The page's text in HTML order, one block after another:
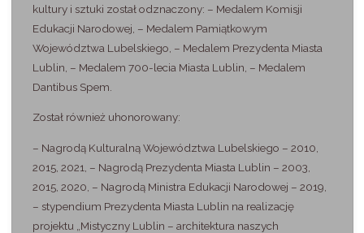
kultury i sztuki został odznaczony: – Medalem Komisji
Edukacji Narodowej, – Medalem Pamiątkowym
Województwa Lubelskiego, – Medalem Prezydenta Miasta
Lublin, – Medalem 700-lecia Miasta Lublin, – Medalem
Dantibus Spem.
Został również uhonorowany:
– Nagrodą Kulturalną Województwa Lubelskiego – 2010,
2015, 2021, – Nagrodą Prezydenta Miasta Lublin – 2003,
2015, 2020, – Nagrodą Ministra Edukacji Narodowej – 2019,
– stypendium Prezydenta Miasta Lublin na realizację
projektu „Mistyczny Lublin – architektura naszych